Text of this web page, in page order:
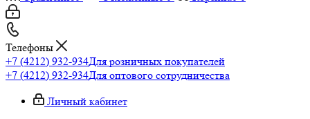
Телефоны
+7 (4212) 932-934Для розничных покупателей
+7 (4212) 932-934Для оптового сотрудничества
Личный кабинет